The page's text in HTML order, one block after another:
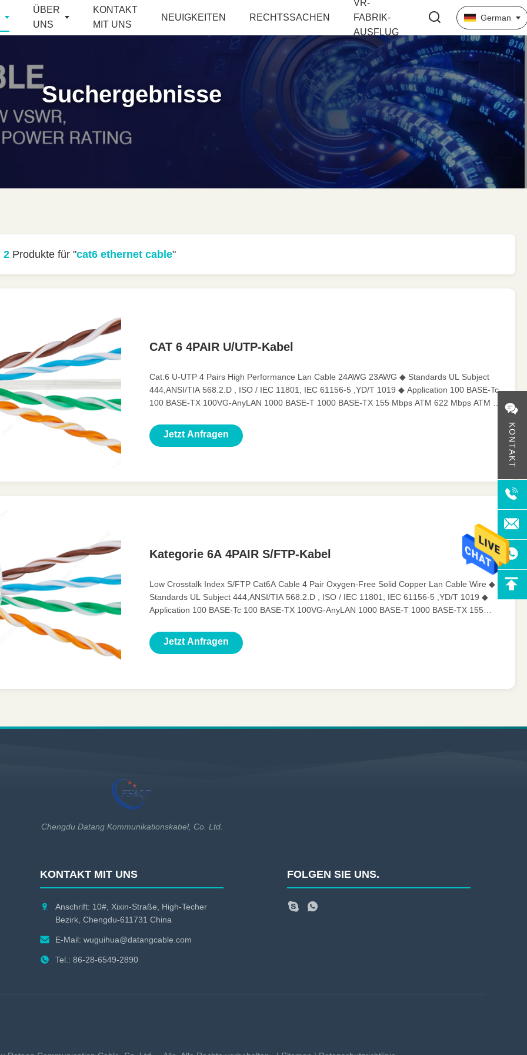
ÜBER
UNS
KONTAKT
MIT UNS
NEUIGKEITEN RECHTSSACHEN
VR-
FABRIK-
AUSFLUG
German
KONTAKT
Suchergebnisse
2 Produkte für "cat6 ethernet cable"
CAT 6 4PAIR U/UTP-Kabel
Cat.6 U-UTP 4 Pairs High Performance Lan Cable 24AWG 23AWG ◆ Standards UL Subject
444,ANSI/TIA 568.2.D , ISO / IEC 11801, IEC 61156-5 ,YD/T 1019 ◆ Application 100 BASE-Tc
100 BASE-TX 100VG-AnyLAN 1000 BASE-T 1000 BASE-TX 155 Mbps ATM 622 Mbps ATM ◆
Pulling Force 110N Minimun Bending Radius 8 X O.D. Flame Test PVC: CMX/CM/CMR
LSZH:CPR-B2ca/Cca/Dca/Eca ◆ Product Structure Product Name CAT 6 4PAIR
Jetzt Anfragen
Kategorie 6A 4PAIR S/FTP-Kabel
Low Crosstalk Index S/FTP Cat6A Cable 4 Pair Oxygen-Free Solid Copper Lan Cable Wire ◆
Standards UL Subject 444,ANSI/TIA 568.2.D , ISO / IEC 11801, IEC 61156-5 ,YD/T 1019 ◆
Application 100 BASE-Tc 100 BASE-TX 100VG-AnyLAN 1000 BASE-T 1000 BASE-TX 155
Operating Temperature -20~75℃ Maximum Pulling Force 110N Minimun Bending Radius 8 X
O.D. Flame Test PVC: CMX/CM/CMR LSZH:CPR-B2ca/Cca/Dca/Eca ◆
Jetzt Anfragen
Chengdu Datang Kommunikationskabel, Co. Ltd.
KONTAKT MIT UNS
Anschrift: 10#, Xixin-Straße, High-Techer
Bezirk, Chengdu-611731 China
E-Mail: wuguihua@datangcable.com
Tel.: 86-28-6549-2890
FOLGEN SIE UNS.